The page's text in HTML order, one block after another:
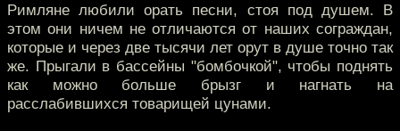
Римляне любили орать песни, стоя под душем. В
этом они ничем не отличаются от наших сограждан,
которые и через две тысячи лет орут в душе точно так
же. Прыгали в бассейны "бомбочкой", чтобы поднять
как можно больше брызг и нагнать на
расслабившихся товарищей цунами.